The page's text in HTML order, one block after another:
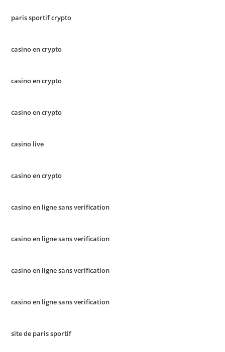
paris sportif crypto
casino en crypto
casino en crypto
casino en crypto
casino live
casino en crypto
casino en ligne sans verification
casino en ligne sans verification
casino en ligne sans verification
casino en ligne sans verification
site de paris sportif